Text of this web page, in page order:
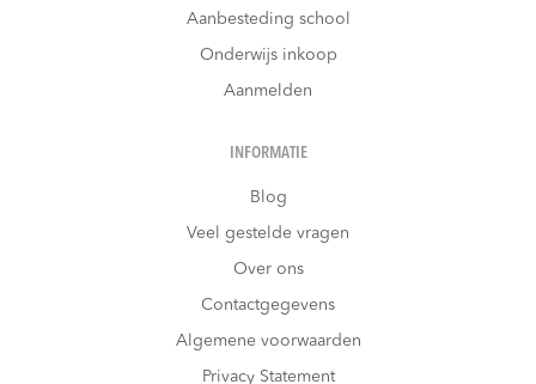
Aanbesteding school
Onderwijs inkoop
Aanmelden
INFORMATIE
Blog
Veel gestelde vragen
Over ons
Contactgegevens
Algemene voorwaarden
Privacy Statement